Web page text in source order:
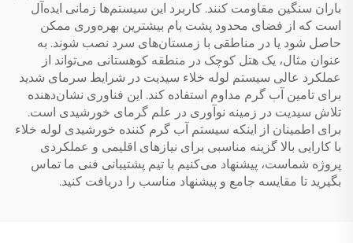
باران سنگین مقاومت کنند. کاربرد این سیستم‌ها زمانی ایده‌آل
است که از فضای محدود پشت بام بیشترین بهره‌وری ممکن
حاصل شود یا در مناطقی با زمستان‌های سرد نصب شوند. به
عنوان مثال، یک هتل کوچک در منطقه کوهستانی می‌تواند از
عملکرد عالی سیستم لوله خلاء سیدیت در شرایط سرمای شدید
برای تامین آب گرم مداوم استفاده کند. این فناوری نشان‌دهنده
تلاش سیدیت در زمینه نوآوری در علم گرمای خورشیدی است.
برای اطمینان از اینکه سیستم آب گرم کننده خورشیدی لوله خلاء
با کارایی بالا گزینه مناسبی برای نیازهای اقلیمی و عملکردی
پروژه شماست، پیشنهاد می‌کنیم با تیم پشتیبانی فنی ما تماس
بگیرید تا مقایسه جامع و پیشنهاد مناسب را دریافت کنید.